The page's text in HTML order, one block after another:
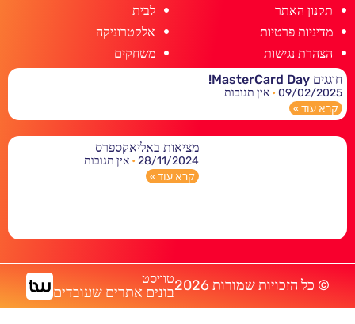
תקנון האתר
מדיניות פרטיות
הצהרת נגישות
לבית
אלקטרוניקה
משחקים
חוגגים MasterCard Day!
09/02/2025 אין תגובות
קרא עוד »
מציאות באליאקספרס
28/11/2024 אין תגובות
קרא עוד »
© כל הזכויות שמורות 2026 טוויסט
בונים אתרים שעובדים